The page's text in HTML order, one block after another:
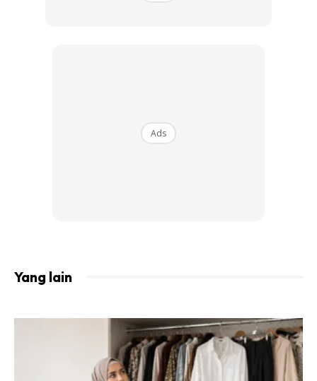
dengan peribadi dan tutur kata yang lemah lembut, Lisa
@khiriah_17MasyaAllah
Ads
Yang lain